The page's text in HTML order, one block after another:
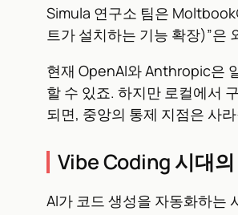
Simula 연구소 팀은
트가 설치하는 기능 확장)”은
현재 OpenAI와 Anthropic은
할 수 있죠. 하지만 로컬에서
되면, 중앙의 통제 지점은 사
Vibe Coding 시대의
AI가 코드 생성을 자동화하는